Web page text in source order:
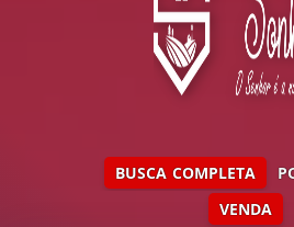
VENDA
BUSCA COMPLETA